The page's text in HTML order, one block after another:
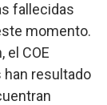
fallecidas
momento.
el COE
han resultado